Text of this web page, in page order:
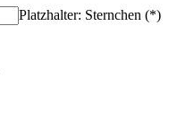
Platzhalter: Sternchen (*)